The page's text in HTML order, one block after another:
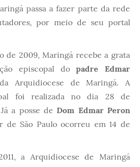
passa a fazer parte da rede
por meio de seu portal
de 2009, Maringá recebe a grata
episcopal dopadre Edmar
Arquidiocese de Maringá. A
foi realizada no dia 28 de
a posse deDom Edmar Peron
de São Paulo ocorreu em 14 de
a Arquidiocese de Maringá